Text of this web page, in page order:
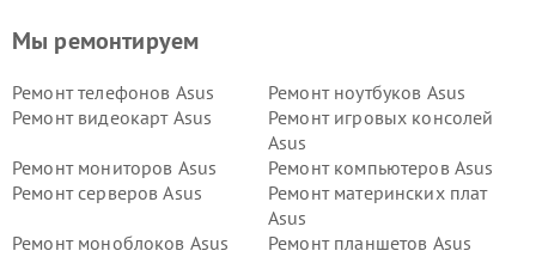
Мы ремонтируем
Ремонт телефонов Asus
Ремонт ноутбуков Asus
Ремонт видеокарт Asus
Ремонт игровых консолей
Asus
Ремонт мониторов Asus
Ремонт компьютеров Asus
Ремонт серверов Asus
Ремонт материнских плат
Asus
Ремонт моноблоков Asus
Ремонт планшетов Asus